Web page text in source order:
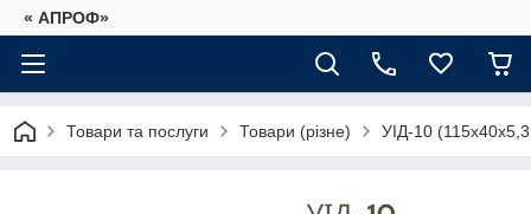
« АПРОФ»
Товари та послуги Товари (різне) УІД-10